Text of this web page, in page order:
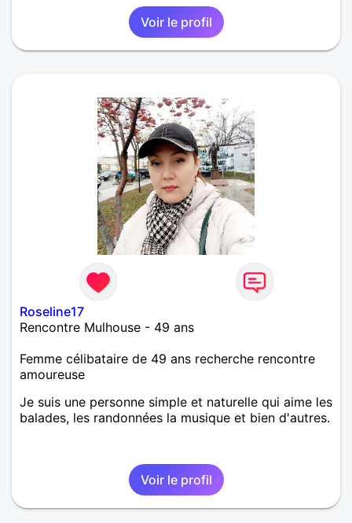
Voir le profil
Roseline17
Rencontre Mulhouse - 49 ans
Femme célibataire de 49 ans recherche rencontre
amoureuse
Je suis une personne simple et naturelle qui aime les
balades, les randonnées la musique et bien d'autres.
Voir le profil